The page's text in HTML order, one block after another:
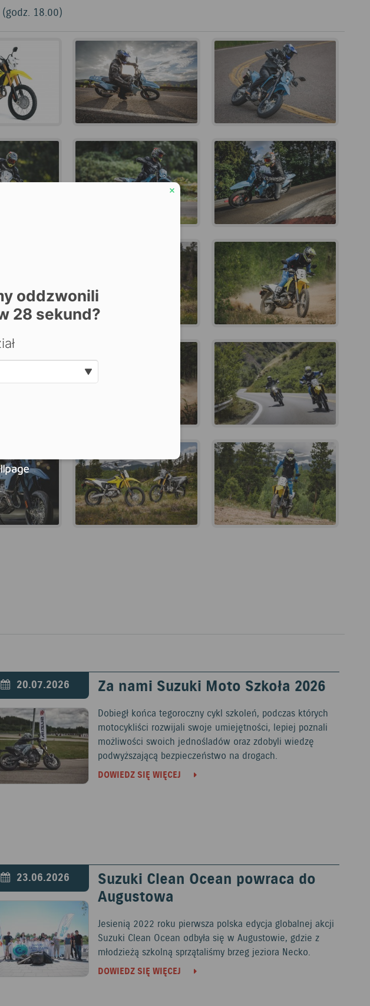
18.00)
20.07.2026 Za nami Suzuki Moto Szkoła 2026
Dobiegł końca tegoroczny cykl szkoleń, podczas których
motocykliści rozwijali swoje umiejętności, lepiej poznali
możliwości swoich jednośladów oraz zdobyli wiedzę
podwyższającą bezpieczeństwo na drogach.
DOWIEDZ SIĘ WIĘCEJ
23.06.2026
Suzuki Clean Ocean powraca do
Augustowa
Jesienią 2022 roku pierwsza polska edycja globalnej akcji
Suzuki Clean Ocean odbyła się w Augustowie, gdzie z
młodzieżą szkolną sprzątaliśmy brzeg jeziora Necko.
DOWIEDZ SIĘ WIĘCEJ
oddzwonili
28 sekund?